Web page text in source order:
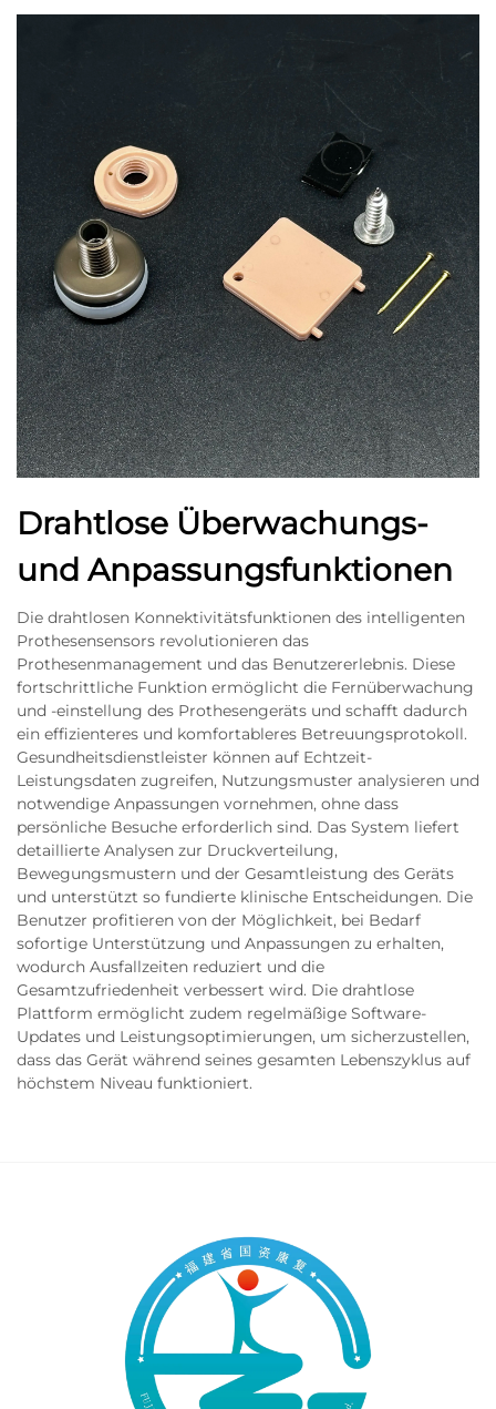
Drahtlose Überwachungs-
und Anpassungsfunktionen
Die drahtlosen Konnektivitätsfunktionen des intelligenten
Prothesensensors revolutionieren das
Prothesenmanagement und das Benutzererlebnis. Diese
fortschrittliche Funktion ermöglicht die Fernüberwachung
und -einstellung des Prothesengeräts und schafft dadurch
ein effizienteres und komfortableres Betreuungsprotokoll.
Gesundheitsdienstleister können auf Echtzeit-
Leistungsdaten zugreifen, Nutzungsmuster analysieren und
notwendige Anpassungen vornehmen, ohne dass
persönliche Besuche erforderlich sind. Das System liefert
detaillierte Analysen zur Druckverteilung,
Bewegungsmustern und der Gesamtleistung des Geräts
und unterstützt so fundierte klinische Entscheidungen. Die
Benutzer profitieren von der Möglichkeit, bei Bedarf
sofortige Unterstützung und Anpassungen zu erhalten,
wodurch Ausfallzeiten reduziert und die
Gesamtzufriedenheit verbessert wird. Die drahtlose
Plattform ermöglicht zudem regelmäßige Software-
Updates und Leistungsoptimierungen, um sicherzustellen,
dass das Gerät während seines gesamten Lebenszyklus auf
höchstem Niveau funktioniert.